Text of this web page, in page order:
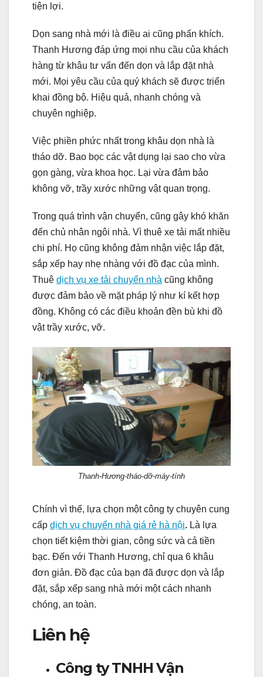
tiện lợi.
Dọn sang nhà mới là điều ai cũng phấn khích.
Thanh Hương đáp ứng mọi nhu cầu của khách
hàng từ khâu tư vấn đến dọn và lắp đặt nhà
mới. Mọi yêu cầu của quý khách sẽ được triển
khai đồng bộ. Hiệu quả, nhanh chóng và
chuyên nghiệp.
Việc phiền phức nhất trong khâu dọn nhà là
tháo dỡ. Bao bọc các vật dụng lại sao cho vừa
gọn gàng, vừa khoa học. Lại vừa đảm bảo
không vỡ, trầy xước những vật quan trọng.
Trong quá trình vận chuyển, cũng gây khó khăn
đến chủ nhân ngôi nhà. Vì thuê xe tải mất nhiều
chi phí. Họ cũng không đảm nhận việc lắp đặt,
sắp xếp hay nhẹ nhàng với đồ đạc của mình.
Thuê dịch vụ xe tải chuyển nhà cũng không
được đảm bảo về mặt pháp lý như kí kết hợp
đồng. Không có các điều khoản đền bù khi đồ
vật trầy xước, vỡ.
Thanh-Hương-tháo-dỡ-máy-tính
Chính vì thế, lựa chọn một công ty chuyên cung
cấp dịch vụ chuyển nhà giá rẻ hà nội. Là lựa
chọn tiết kiệm thời gian, công sức và cả tiền
bạc. Đến với Thanh Hương, chỉ qua 6 khâu
đơn giản. Đồ đạc của bạn đã được dọn và lắp
đặt, sắp xếp sang nhà mới một cách nhanh
chóng, an toàn.
Liên hệ
Công ty TNHH Vận